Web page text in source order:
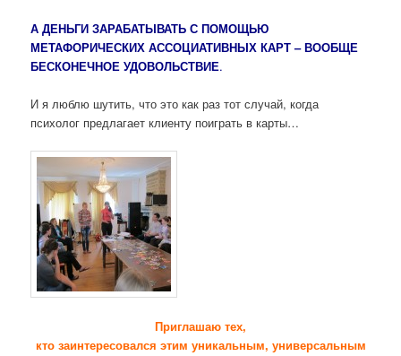
А ДЕНЬГИ ЗАРАБАТЫВАТЬ С ПОМОЩЬЮ
МЕТАФОРИЧЕСКИХ АССОЦИАТИВНЫХ КАРТ – ВООБЩЕ
БЕСКОНЕЧНОЕ УДОВОЛЬСТВИЕ.
И я люблю шутить, что это как раз тот случай, когда
психолог предлагает клиенту поиграть в карты…
Приглашаю тех,
кто заинтересовался этим уникальным, универсальным